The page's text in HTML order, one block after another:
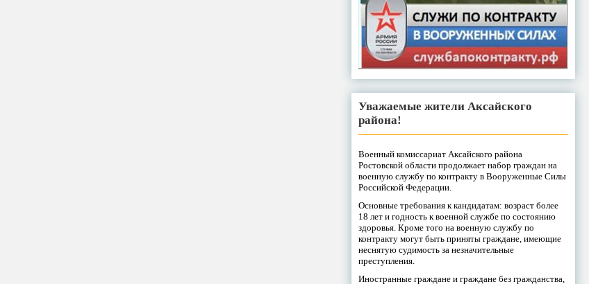
Уважаемые жители Аксайского
района!
Военный комиссариат Аксайского района
Ростовской области продолжает набор граждан на
военную службу по контракту в Вооруженные Силы
Российской Федерации.
Основные требования к кандидатам: возраст более
18 лет и годность к военной службе по состоянию
здоровья. Кроме того на военную службу по
контракту могут быть приняты граждане, имеющие
неснятую судимость за незначительные
преступления.
Иностранные граждане и граждане без гражданства,